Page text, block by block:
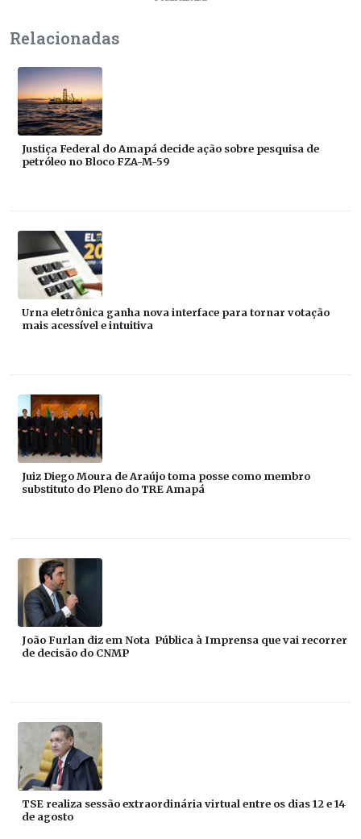
Relacionadas
Justiça Federal do Amapá decide ação sobre pesquisa de
petróleo no Bloco FZA-M-59
Urna eletrônica ganha nova interface para tornar votação
mais acessível e intuitiva
Juiz Diego Moura de Araújo toma posse como membro
substituto do Pleno do TRE Amapá
João Furlan diz em Nota Pública à Imprensa que vai recorrer
de decisão do CNMP
TSE realiza sessão extraordinária virtual entre os dias 12 e 14
de agosto